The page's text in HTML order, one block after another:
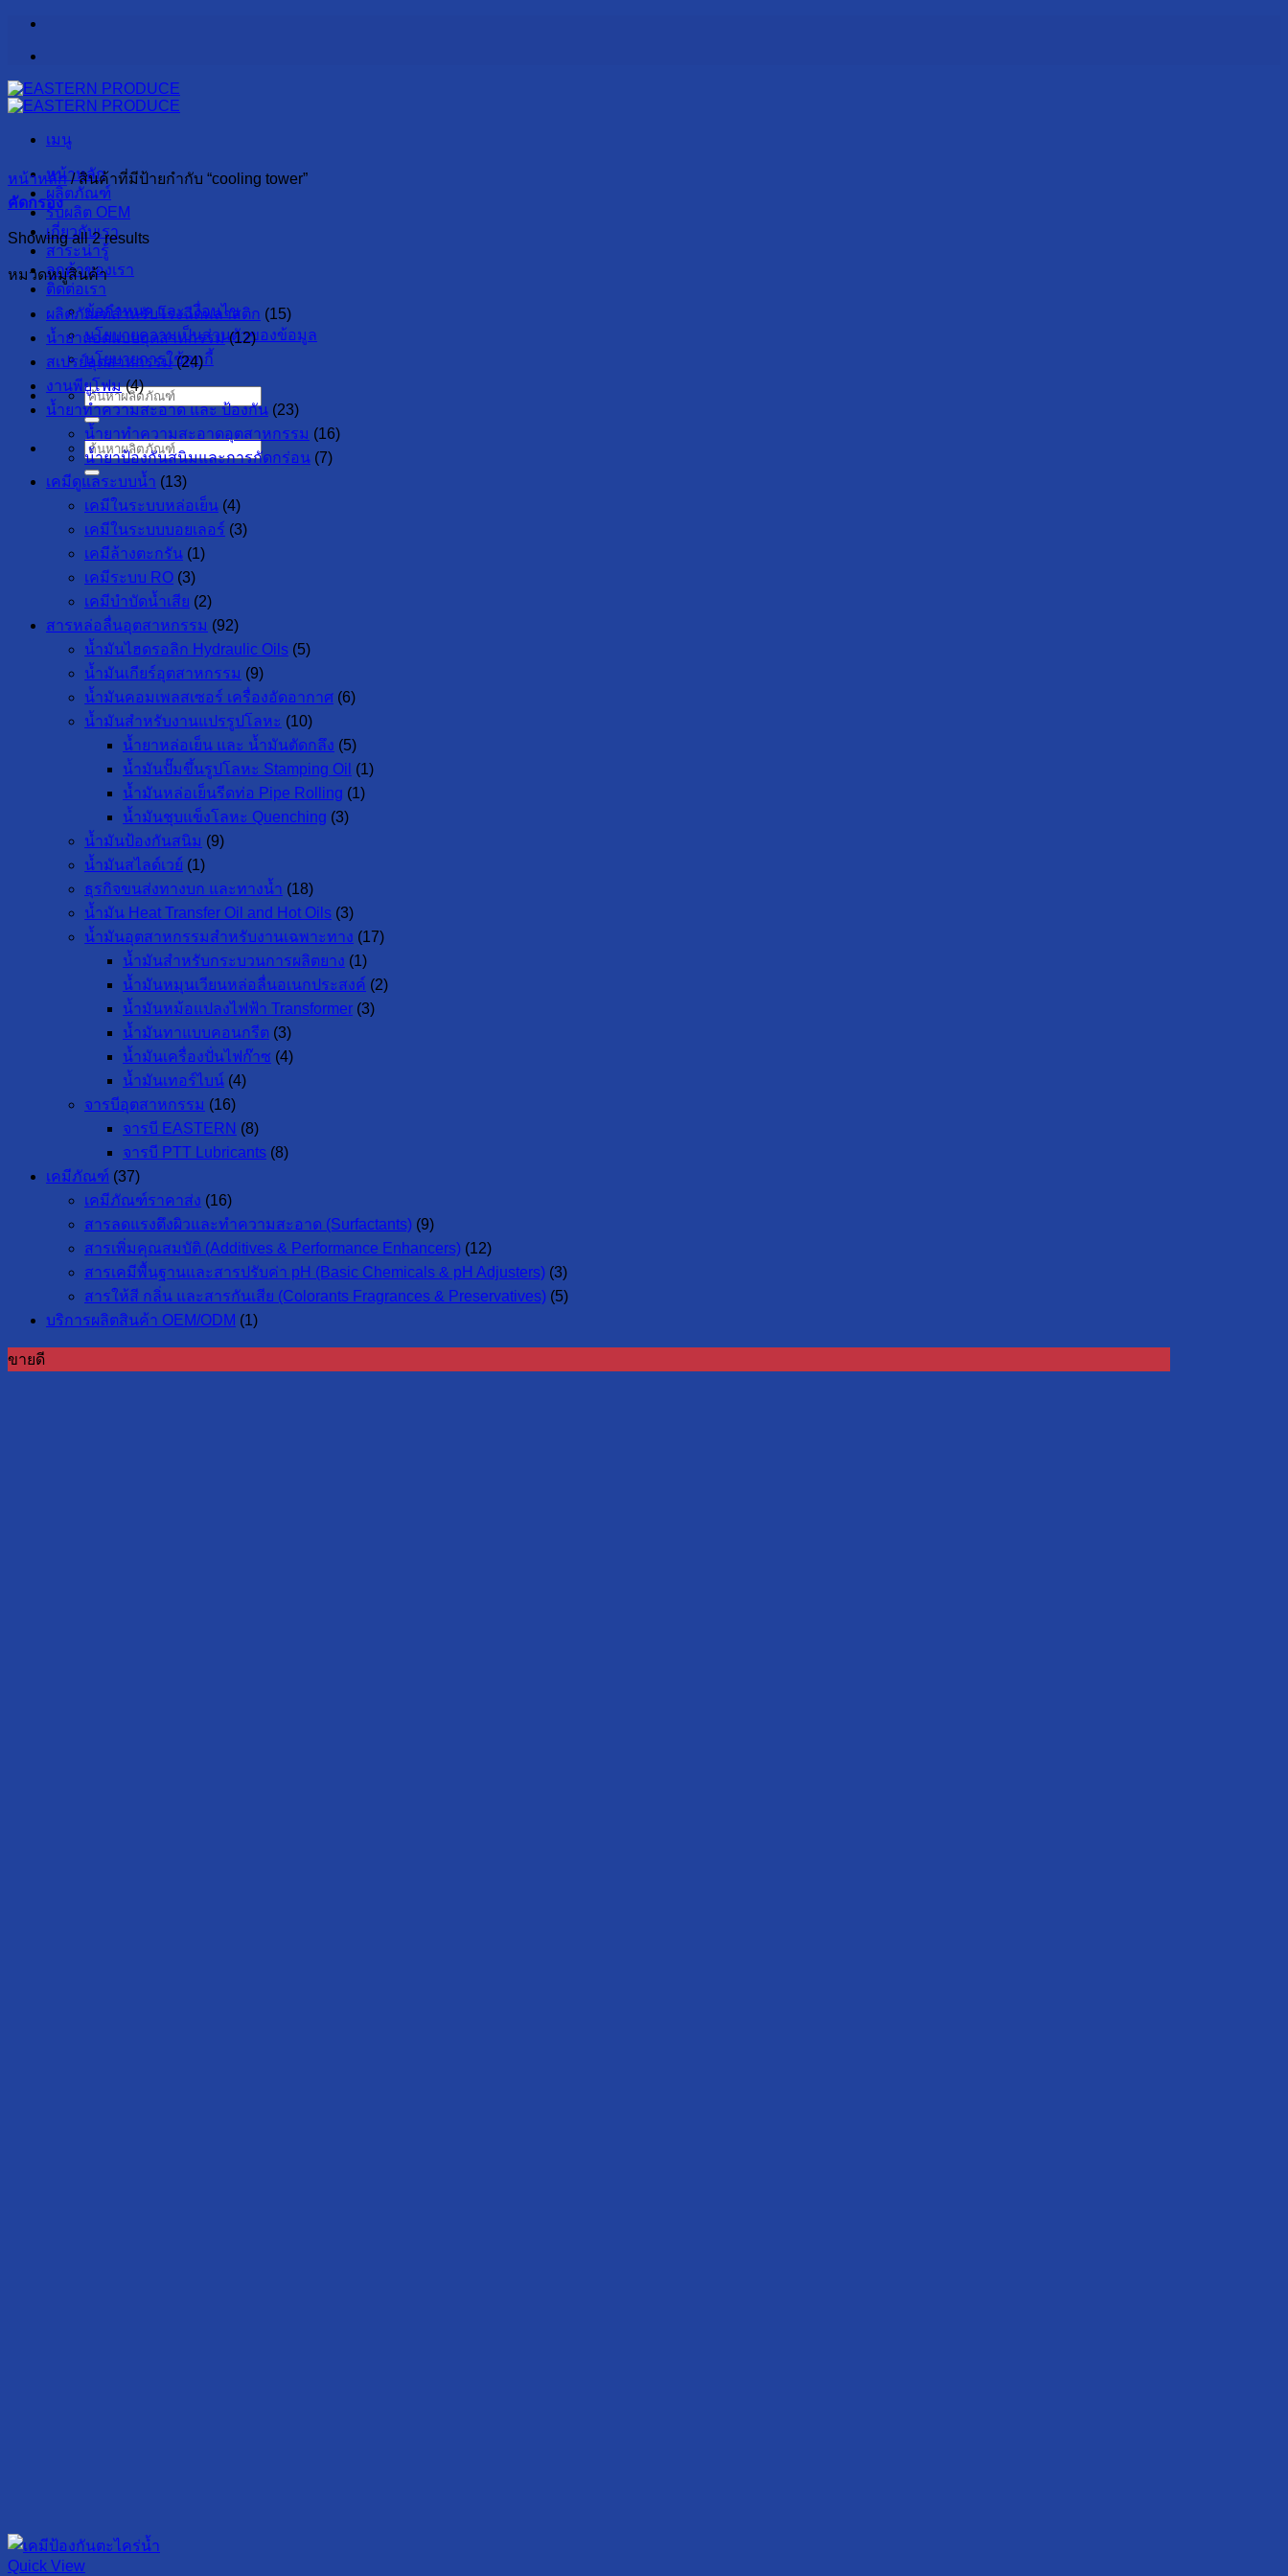
ข้าม
เนื้อหา
เมนู
หน้าหลัก
ผลิตภัณฑ์
รับผลิต OEM
เกี่ยวกับเรา
สาระน่ารู้
ลูกค้าของเรา
ติดต่อเรา
ข้อกำหนด และ เงื่อนไข
นโยบายความเป็นส่วนตัวของข้อมูล
นโยบายการใช้คุกกี้
ค้นหา:
ค้นหา:
หน้าหลัก /สินค้าที่มีป้ายกำกับ “cooling tower”
คัดกรอง
Showing all 2 results
หมวดหมู่สินค้า
ผลิตภัณฑ์สำหรับโรงฉีดพลาสติก (15)
น้ำยาถอดแบบอุตสาหกรรม (12)
สเปรย์อุตสาหกรรม (24)
งานพียูโฟม (4)
น้ำยาทำความสะอาด และ ป้องกัน (23)
น้ำยาทำความสะอาดอุตสาหกรรม (16)
น้ำยาป้องกันสนิมและการกัดกร่อน (7)
เคมีดูแลระบบน้ำ (13)
เคมีในระบบหล่อเย็น (4)
เคมีในระบบบอยเลอร์ (3)
เคมีล้างตะกรัน (1)
เคมีระบบ RO (3)
เคมีบำบัดน้ำเสีย (2)
สารหล่อลื่นอุตสาหกรรม (92)
น้ำมันไฮดรอลิก Hydraulic Oils (5)
น้ำมันเกียร์อุตสาหกรรม (9)
น้ำมันคอมเพลสเซอร์ เครื่องอัดอากาศ (6)
น้ำมันสำหรับงานแปรรูปโลหะ (10)
น้ำยาหล่อเย็น และ น้ำมันตัดกลึง (5)
น้ำมันปั๊มขึ้นรูปโลหะ Stamping Oil (1)
น้ำมันหล่อเย็นรีดท่อ Pipe Rolling (1)
น้ำมันชุบแข็งโลหะ Quenching (3)
น้ำมันป้องกันสนิม (9)
น้ำมันสไลด์เวย์ (1)
ธุรกิจขนส่งทางบก และทางน้ำ (18)
น้ำมัน Heat Transfer Oil and Hot Oils (3)
น้ำมันอุตสาหกรรมสำหรับงานเฉพาะทาง (17)
น้ำมันสำหรับกระบวนการผลิตยาง (1)
น้ำมันหมุนเวียนหล่อลื่นอเนกประสงค์ (2)
น้ำมันหม้อแปลงไฟฟ้า Transformer (3)
น้ำมันทาแบบคอนกรีต (3)
น้ำมันเครื่องปั่นไฟก๊าซ (4)
น้ำมันเทอร์ไบน์ (4)
จารบีอุตสาหกรรม (16)
จารบี EASTERN (8)
จารบี PTT Lubricants (8)
เคมีภัณฑ์ (37)
เคมีภัณฑ์ราคาส่ง (16)
สารลดแรงตึงผิวและทำความสะอาด (Surfactants) (9)
สารเพิ่มคุณสมบัติ (Additives & Performance Enhancers) (12)
สารเคมีพื้นฐานและสารปรับค่า pH (Basic Chemicals & pH Adjusters) (3)
สารให้สี กลิ่น และสารกันเสีย (Colorants Fragrances & Preservatives) (5)
บริการผลิตสินค้า OEM/ODM (1)
ขายดี
Quick View